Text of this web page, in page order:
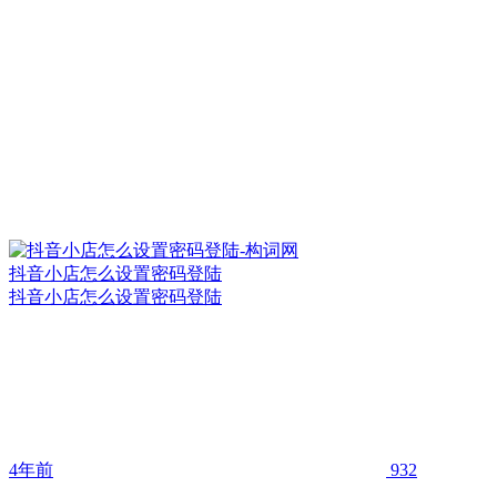
抖音小店怎么设置密码登陆
抖音小店怎么设置密码登陆
4年前 932